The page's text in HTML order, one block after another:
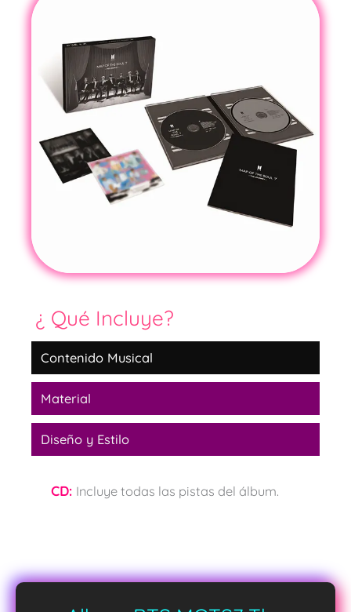
¿ Qué Incluye?
Contenido Musical
Material
Diseño y Estilo
CD: Incluye todas las pistas del álbum.